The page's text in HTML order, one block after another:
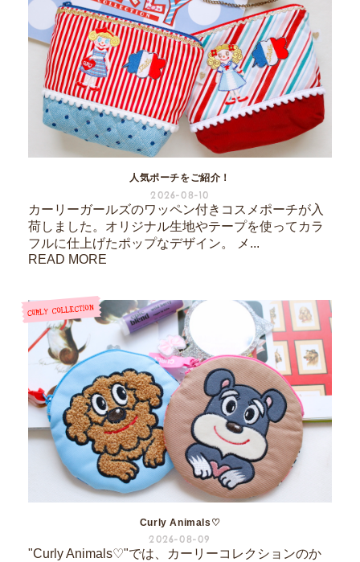
人気ポーチをご紹介！
2026-08-10
カーリーガールズのワッペン付きコスメポーチが入
荷しました。オリジナル生地やテープを使ってカラ
フルに仕上げたポップなデザイン。 メ...
READ MORE
Curly Animals♡
2026-08-09
"Curly Animals♡"では、カーリーコレクションのか